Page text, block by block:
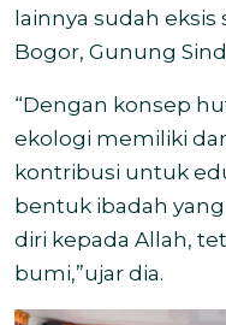
lainnya sudah
Bogor, Gunung
“Dengan konsep
ekologi memiliki
kontribusi untuk
bentuk ibadah
diri kepada Allah,
bumi,”ujar dia.